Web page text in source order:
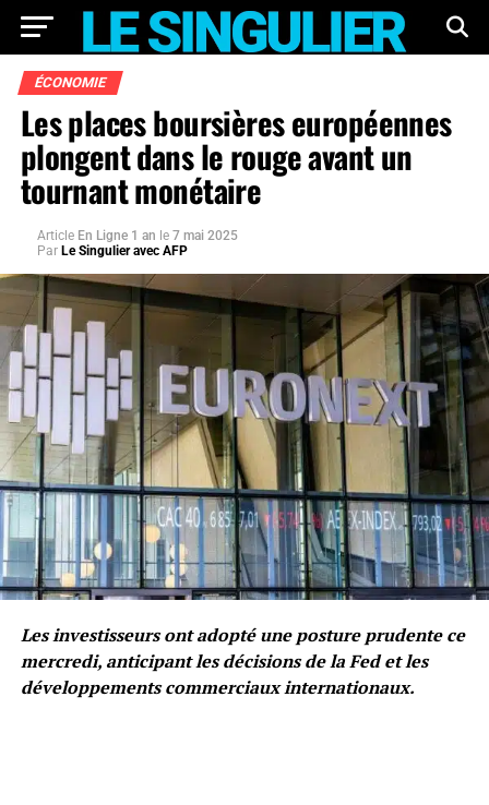
ÉCONOMIE
Les places boursières européennes
plongent dans le rouge avant un
tournant monétaire
Article En Ligne 1 an le 7 mai 2025
Par Le Singulier avec AFP
Les investisseurs ont adopté une posture prudente ce
mercredi, anticipant les décisions de la Fed et les
développements commerciaux internationaux.